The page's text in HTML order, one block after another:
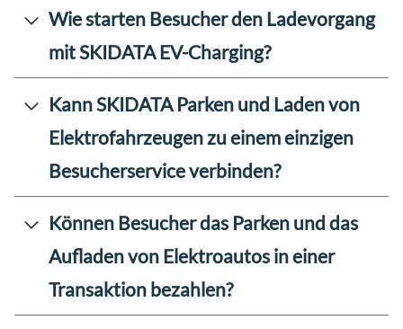
Wie starten Besucher den Ladevorgang
mit SKIDATA EV-Charging?
Kann SKIDATA Parken und Laden von
Elektrofahrzeugen zu einem einzigen
Besucherservice verbinden?
Können Besucher das Parken und das
Aufladen von Elektroautos in einer
Transaktion bezahlen?